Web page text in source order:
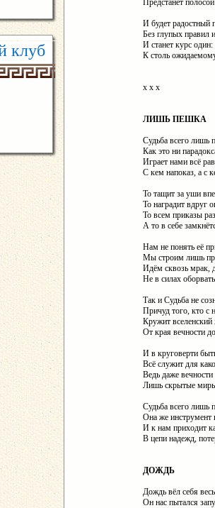
клуб
Предстанет
И будет радостный
Без глупых правил
И станет курс один:
К столь
х х х
ЛИШЬ ПЕШКА
Судьба всего лишь
Как это ни
Играет нами всё
С кем напоказ, а с
То тащит за уши
То наградит вдруг
То всем приказы
А то в себе
Нам не понять её
Мы строим лишь
Идём сквозь мрак,
Не в силах
Так и Судьба не
Причуд того, кто с
Кружит вселенский
От края вечности
И в круговерти
Всё служит для
Ведь даже вечности
Лишь скрытые
Судьба всего лишь
Она же инструмент
И к нам приходит
В цепи надежд,
ДОЖДЬ
Дождь вёл себя
Он нас пытался